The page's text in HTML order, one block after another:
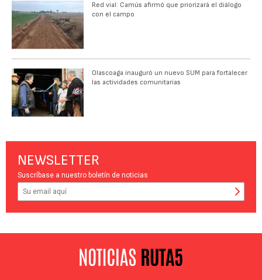
Red vial: Camús afirmó que priorizará el diálogo
con el campo
Olascoaga inauguró un nuevo SUM para fortalecer
las actividades comunitarias
NEWSLETTER
Suscríbase a nuestro boletín de noticias